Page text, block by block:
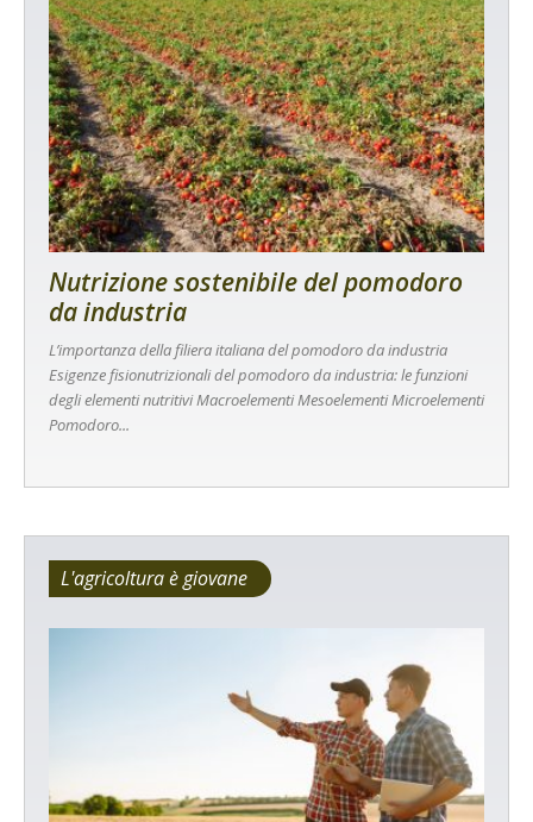
Nutrizione sostenibile del pomodoro
da industria
L’importanza della filiera italiana del pomodoro da industria
Esigenze fisionutrizionali del pomodoro da industria: le funzioni
degli elementi nutritivi Macroelementi Mesoelementi Microelementi
Pomodoro...
L'agricoltura è giovane